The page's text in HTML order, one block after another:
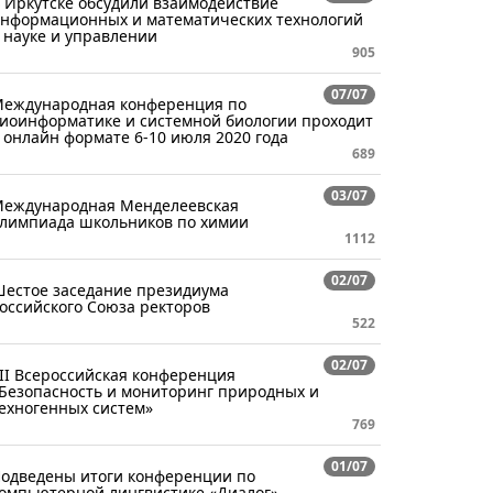
и математических технологий
науке и управлении
905
07/07
конференция по
и системной биологии проходит
онлайн формате 6-10 июля 2020 года
689
03/07
Менделеевская
школьников по химии
1112
02/07
заседание президиума
Союза ректоров
522
02/07
Всероссийская конференция
и мониторинг природных и
систем»
769
01/07
итоги конференции по